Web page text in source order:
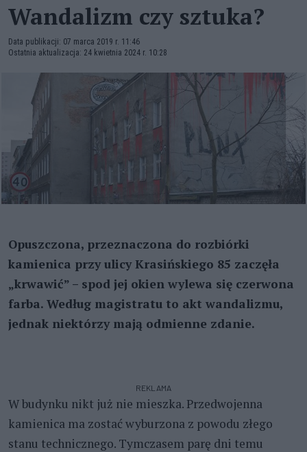
Wandalizm czy sztuka?
Data publikacji: 07 marca 2019 r. 11:46
Ostatnia aktualizacja: 24 kwietnia 2024 r. 10:28
Opuszczona, przeznaczona do rozbiórki
kamienica przy ulicy Krasińskiego 85 zaczęła
„krwawić” – spod jej okien wylewa się czerwona
farba. Według magistratu to akt wandalizmu,
jednak niektórzy mają odmienne zdanie.
REKLAMA
W budynku nikt już nie mieszka. Przedwojenna
kamienica ma zostać wyburzona z powodu złego
stanu technicznego. Tymczasem parę dni temu